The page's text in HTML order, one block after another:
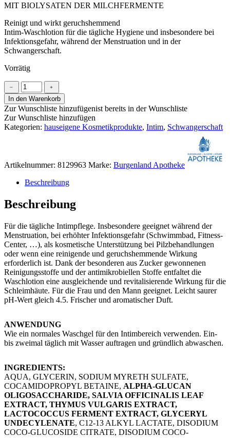
MIT BIOLYSATEN DER MILCHFERMENTE
Reinigt und wirkt geruchshemmend
​Intim-Waschlotion für die tägliche Hygiene und insbesondere bei
Infektionsgefahr, während der Menstruation und in der
Schwangerschaft.
Vorrätig
Schützende
Intim-
Waschlotion
pH
4.5
Menge
﹣
﹢
In den Warenkorb
Zur Wunschliste hinzufügenist bereits in der Wunschliste
Zur Wunschliste hinzufügen
Kategorien: hauseigene Kosmetikprodukte, Intim, Schwangerschaft
Artikelnummer: 8129963 Marke: Burgenland Apotheke
Beschreibung
Beschreibung
​Für die tägliche Intimpflege. Insbesondere geeignet während der
Menstruation, bei erhöhter Infektionsgefahr (Schwimmbad, Fitness-
Center, …), als kosmetische Unterstützung bei Pilzbehandlungen
oder wenn eine reinigende und geruchshemmende Wirkung
erforderlich ist. Dank der besonderen aus Zucker gewonnenen
Reinigungsstoffe und der antimikrobiellen Stoffe entfaltet die
Waschlotion eine ausgleichende und revitalisierende Wirkung für die
Schleimhäute. Für die Frau und den Mann geeignet. Leicht saurer
pH-Wert gleich 4.5. Frischer und aromatischer Duft.
ANWENDUNG
Wie ein normales Waschgel für den Intimbereich verwenden. Ein-
bis zweimal täglich mit Wasser auftragen und gründlich abwaschen.
INGREDIENTS:
AQUA, GLYCERIN, SODIUM MYRETH SULFATE,
COCAMIDOPROPYL BETAINE, ALPHA-GLUCAN
OLIGOSACCHARIDE, SALVIA OFFICINALIS LEAF
EXTRACT, THYMUS VULGARIS EXTRACT,
LACTOCOCCUS FERMENT EXTRACT, GLYCERYL
UNDECYLENATE, C12-13 ALKYL LACTATE, DISODIUM
COCO-GLUCOSIDE CITRATE, DISODIUM COCO-